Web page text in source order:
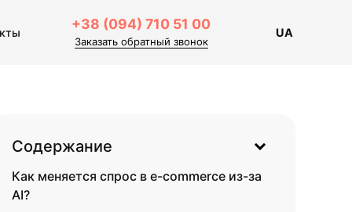
+38 (094) 710 51 00
Заказать обратный звонок
UA
Содержание
Как меняется спрос в e-commerce из-за
AI?